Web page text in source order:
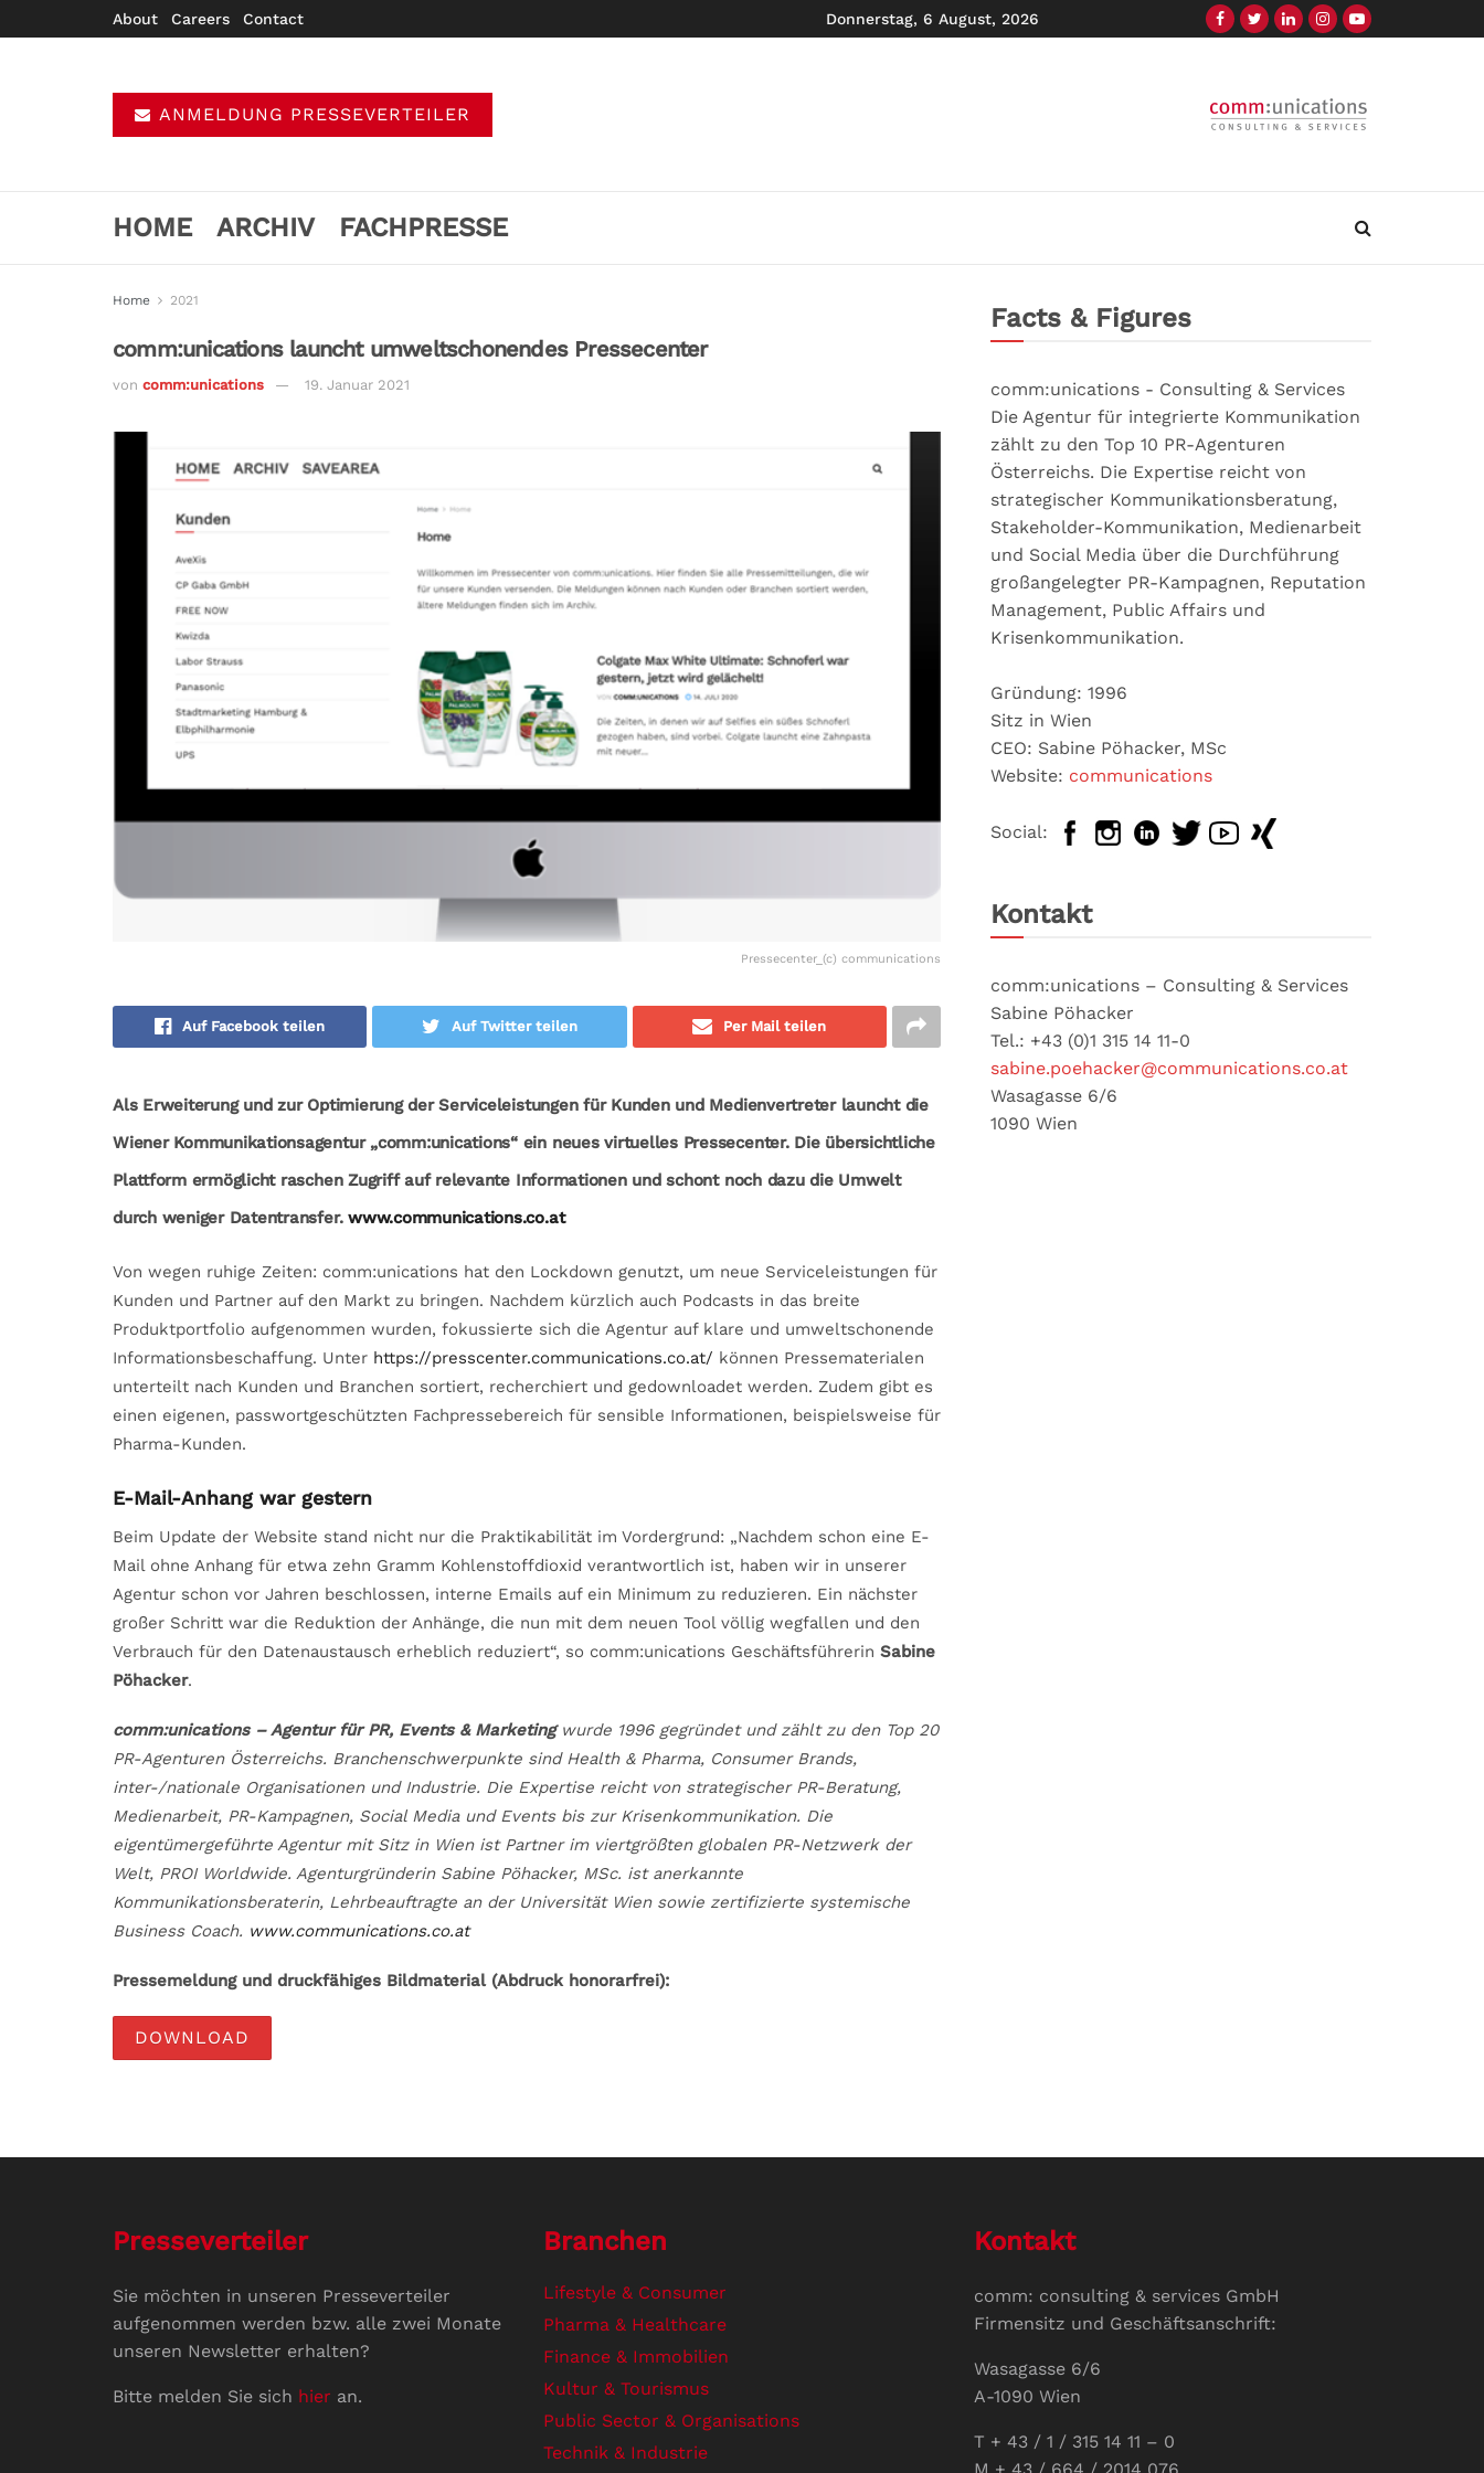
About Careers Contact Donnerstag, 6 August, 2026
ANMELDUNG PRESSEVERTEILER
HOME ARCHIV FACHPRESSE
Home 2021
comm:unications launcht umweltschonendes Pressecenter
von comm:unications 19. Januar 2021
Pressecenter_(c) communications
Auf Facebook teilen Auf Twitter teilen Per Mail teilen
Als Erweiterung und zur Optimierung der Serviceleistungen für Kunden und Medienvertreter launcht die
Wiener Kommunikationsagentur „comm:unications“ ein neues virtuelles Pressecenter. Die übersichtliche
Plattform ermöglicht raschen Zugriff auf relevante Informationen und schont noch dazu die Umwelt
durch weniger Datentransfer.www.communications.co.at
Von wegen ruhige Zeiten: comm:unications hat den Lockdown genutzt, um neue Serviceleistungen für
Kunden und Partner auf den Markt zu bringen. Nachdem kürzlich auch Podcasts in das breite
Produktportfolio aufgenommen wurden, fokussierte sich die Agentur auf klare und umweltschonende
Informationsbeschaffung. Unter https://presscenter.communications.co.at/ können Pressematerialen
unterteilt nach Kunden und Branchen sortiert, recherchiert und gedownloadet werden. Zudem gibt es
einen eigenen, passwortgeschützten Fachpressebereich für sensible Informationen, beispielsweise für
Pharma-Kunden.
E-Mail-Anhang war gestern
Beim Update der Website stand nicht nur die Praktikabilität im Vordergrund: „Nachdem schon eine E-
Mail ohne Anhang für etwa zehn Gramm Kohlenstoffdioxid verantwortlich ist, haben wir in unserer
Agentur schon vor Jahren beschlossen, interne Emails auf ein Minimum zu reduzieren. Ein nächster
großer Schritt war die Reduktion der Anhänge, die nun mit dem neuen Tool völlig wegfallen und den
Verbrauch für den Datenaustausch erheblich reduziert“, so comm:unications Geschäftsführerin Sabine
Pöhacker.
comm:unications – Agentur für PR, Events & Marketing wurde 1996 gegründet und zählt zu den Top 20
PR-Agenturen Österreichs. Branchenschwerpunkte sind Health & Pharma, Consumer Brands,
inter-/nationale Organisationen und Industrie. Die Expertise reicht von strategischer PR-Beratung,
Medienarbeit, PR-Kampagnen, Social Media und Events bis zur Krisenkommunikation. Die
eigentümergeführte Agentur mit Sitz in Wien ist Partner im viertgrößten globalen PR-Netzwerk der
Welt, PROI Worldwide. Agenturgründerin Sabine Pöhacker, MSc. ist anerkannte
Kommunikationsberaterin, Lehrbeauftragte an der Universität Wien sowie zertifizierte systemische
Business Coach. www.communications.co.at
Pressemeldung und druckfähiges Bildmaterial (Abdruck honorarfrei):
DOWNLOAD
Facts & Figures
comm:unications - Consulting & Services
Die Agentur für integrierte Kommunikation
zählt zu den Top 10 PR-Agenturen
Österreichs. Die Expertise reicht von
strategischer Kommunikationsberatung,
Stakeholder-Kommunikation, Medienarbeit
und Social Media über die Durchführung
großangelegter PR-Kampagnen, Reputation
Management, Public Affairs und
Krisenkommunikation.
Gründung: 1996
Sitz in Wien
CEO: Sabine Pöhacker, MSc
Website: communications
Social:
Kontakt
comm:unications – Consulting & Services
Sabine Pöhacker
Tel.: +43 (0)1 315 14 11-0
sabine.poehacker@communications.co.at
Wasagasse 6/6
1090 Wien
Presseverteiler
Sie möchten in unseren Presseverteiler
aufgenommen werden bzw. alle zwei Monate
unseren Newsletter erhalten?
Bitte melden Sie sich hier an.
Branchen
Lifestyle & Consumer
Pharma & Healthcare
Finance & Immobilien
Kultur & Tourismus
Public Sector & Organisations
Technik & Industrie
Kontakt
comm: consulting & services GmbH
Firmensitz und Geschäftsanschrift:
Wasagasse 6/6
A-1090 Wien
T + 43 / 1 / 315 14 11 – 0